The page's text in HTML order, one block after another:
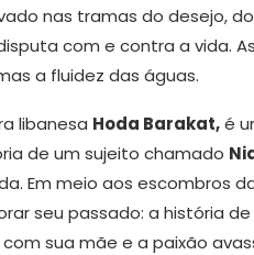
nas tramas do desejo,
com e contra a vida.
a fluidez das águas.
libanesa Hoda Barakat,é
de um sujeito chamado
Em meio aos escombros
seu passado: a história
sua mãe e a paixão